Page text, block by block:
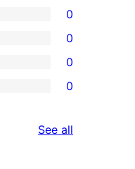
0
0
0
0
See all